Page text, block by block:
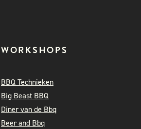
WORKSHOPS
BBQ Technieken
Big Beast BBQ
Diner van de Bbq
Beer and Bbq